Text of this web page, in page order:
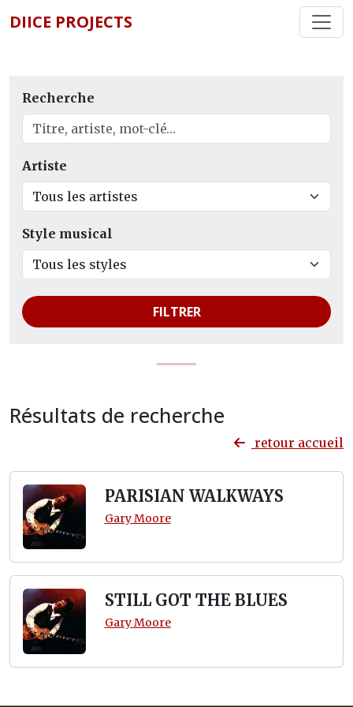
DIICE PROJECTS
Recherche
Artiste
Style musical
FILTRER
Résultats de recherche
retour accueil
PARISIAN WALKWAYS
Gary Moore
STILL GOT THE BLUES
Gary Moore